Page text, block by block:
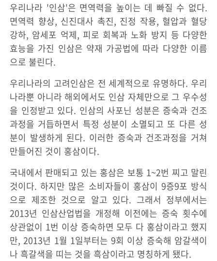
우리나라 '인삼'은 면역력을 높이는 데 빠질 수 없다.
면역력 향상, 신진대사 촉진, 진정 작용, 혈압과 혈당
강하, 암세포 억제, 피로 회복과 노화 방지 등 다양한
효능을 가진 인삼은 약재 가공법에 따라 다양한 이름
으로 불린다.
우리나라의 고려인삼은 전 세계적으로 유명하다. 우리
나라뿐 아니라 해외에서도 인삼 자체만으로 그 우수성
을 인정받고 있다. 인삼의 사포닌 성분은 증숙과 건조
과정을 거듭하면서 특정 성분이 소멸되고 또 다른 성
분이 발생하게 된다. 이러한 증숙과 건조과정을 거쳐
만들어진 것이 홍삼이다.
국내에서 판매되고 있는 홍삼은 보통 1~2번 찌고 말린
것이다. 하지만 많은 소비자들이 홍삼이 9증9포 방식
으로 제조한 것으로 알고 있다. 그래서 정부에서는
2013년 인삼산업법을 개정해 이전에는 증숙 횟수에
상관없이 1번 이상 증숙하면 모두 다 홍삼이라고 했지
만, 2013년 1월 1일부터는 9회 이상 증숙해 암갈색이
나 흑갈색을 띠는 것을 흑삼이라고 명칭하게 됐다.